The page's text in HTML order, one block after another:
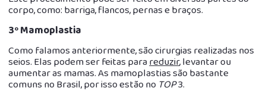
corpo, como: barriga, flancos, pernas e braços.
3º Mamoplastia
Como falamos anteriormente, são cirurgias realizadas nos
seios. Elas podem ser feitas parareduzir, levantar ou
aumentar as mamas. As mamoplastias são bastante
comuns no Brasil, por isso estão no TOP3.